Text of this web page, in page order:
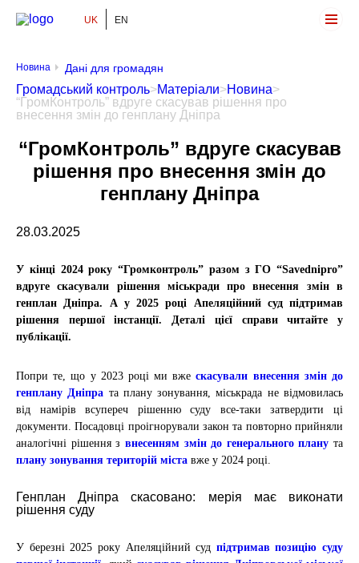
Громадський Контроль
UK EN
Новина Дані для громадян
Громадський контроль>Матеріали>Новина>
“ГромКонтроль” вдруге скасував рішення про
внесення змін до генплану Дніпра
“ГромКонтроль” вдруге скасував
рішення про внесення змін до
генплану Дніпра
28.03.2025
У кінці 2024 року “Громконтроль” разом з ГО “Savednipro”
вдруге скасували рішення міськради про внесення змін в
генплан Дніпра. А у 2025 році Апеляційний суд підтримав
рішення першої інстанції. Деталі цієї справи читайте у
публікації.
Попри те, що у 2023 році ми вжескасували внесення змін до
генплану Дніпра та плану зонування, міськрада не відмовилась
від намірів всупереч рішенню суду все-таки затвердити ці
документи.Посадовці проігнорували закон та повторно прийняли
аналогічні рішення з внесенням змін до генерального плану та
плану зонування територій міста вже у 2024 році.
Генплан Дніпра скасовано: мерія має виконати
рішення суду
У березні 2025 року Апеляційний суд підтримав позицію суду